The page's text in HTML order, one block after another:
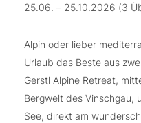
25.06. – 25.10.2026 (3
Alpin oder lieber
Urlaub das Beste aus
Gerstl Alpine Retreat,
Bergwelt des Vinschgau,
See, direkt am